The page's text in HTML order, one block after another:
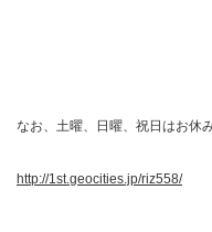
なお、土曜、日曜、祝日はお休
http://1st.geocities.jp/riz558/